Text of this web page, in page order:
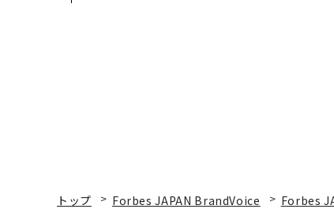
トップ Forbes JAPAN BrandVoice
Forbes